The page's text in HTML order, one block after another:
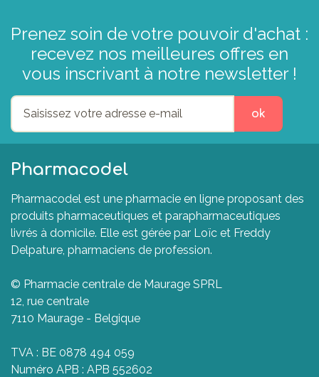
Prenez soin de votre pouvoir d'achat :
recevez nos meilleures offres en
vous inscrivant à notre newsletter !
ok
Pharmacodel
Pharmacodel est une pharmacie en ligne proposant des
produits pharmaceutiques et parapharmaceutiques
livrés à domicile. Elle est gérée par Loïc et Freddy
Delpature, pharmaciens de profession.
© Pharmacie centrale de Maurage SPRL
12, rue centrale
7110 Maurage - Belgique
TVA : BE 0878 494 059
Numéro APB : APB 552602